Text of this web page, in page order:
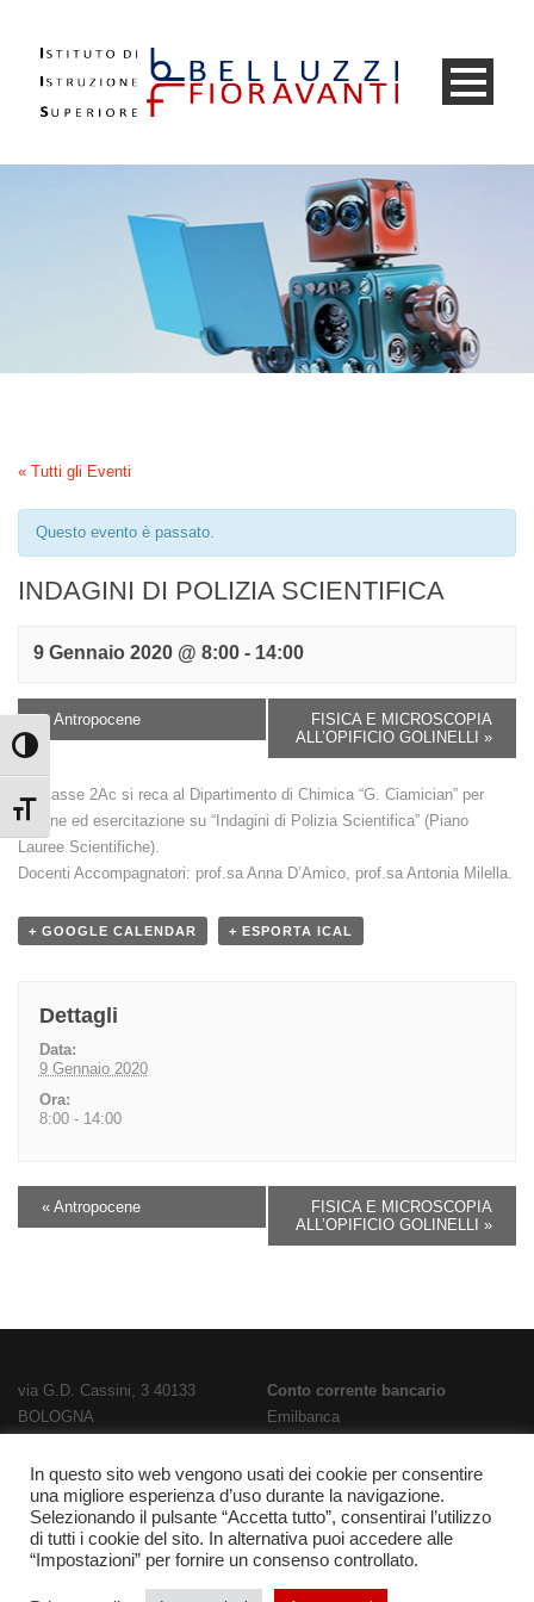
Attiva/disattiva alto contrasto
Attiva/disattiva dimensione testo
« Tutti gli Eventi
Questo evento è passato.
INDAGINI DI POLIZIA SCIENTIFICA
9 Gennaio 2020 @ 8:00 - 14:00
« Antropocene
FISICA E MICROSCOPIA
ALL’OPIFICIO GOLINELLI »
La classe 2Ac si reca al Dipartimento di Chimica “G. Ciamician” per
lezione ed esercitazione su “Indagini di Polizia Scientifica” (Piano
Lauree Scientifiche).
Docenti Accompagnatori: prof.sa Anna D’Amico, prof.sa Antonia Milella.
+ GOOGLE CALENDAR + ESPORTA ICAL
Dettagli
Data:
9 Gennaio 2020
Ora:
8:00 - 14:00
« Antropocene
FISICA E MICROSCOPIA
ALL’OPIFICIO GOLINELLI »
via G.D. Cassini, 3 40133
BOLOGNA
E-Mail:bois02300g@istruzione.it
PEC: bois02300g@pec.istruzione.it
Codice meccanografico
BOIS02300G
Codice fiscale 91337340375
Conto corrente bancario
Emilbanca
IT28T0707236670000000186800
Codice FatturazioneUFPL93
Codice IPAistsc_bois02300g
In questo sito web vengono usati dei cookie per consentire
una migliore esperienza d’uso durante la navigazione.
Selezionando il pulsante “Accetta tutto”, consentirai l’utilizzo
di tutti i cookie del sito. In alternativa puoi accedere alle
“Impostazioni” per fornire un consenso controllato.